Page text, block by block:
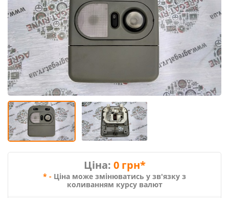
Ціна: 0 грн*
* - Ціна може змінюватись у зв'язку з
коливанням курсу валют